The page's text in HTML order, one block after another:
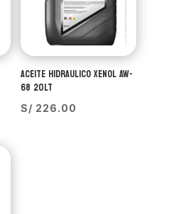
ACEITE HIDRAULICO XENOL AW-
68 20LT
S/ 226.00